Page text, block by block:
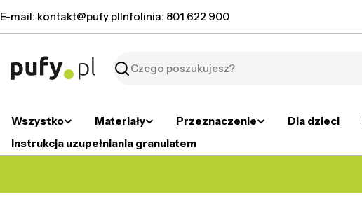
do
E-mail: kontakt@pufy.plInfolinia: 801 622 900
Szukaj
Wszystko Materiały Przeznaczenie Dla dzieci
Instrukcja uzupełniania granulatem